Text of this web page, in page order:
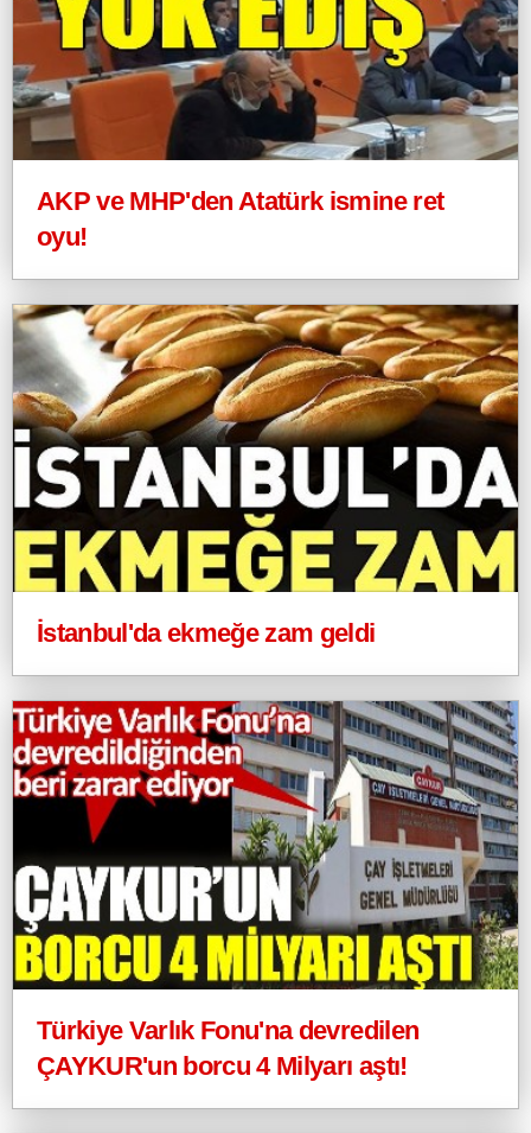
AKP ve MHP'den Atatürk ismine ret
oyu!
İstanbul'da ekmeğe zam geldi
Türkiye Varlık Fonu'na devredilen
ÇAYKUR'un borcu 4 Milyarı aştı!